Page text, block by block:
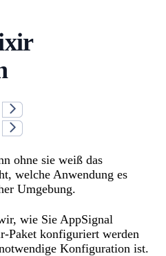
ohne sie weiß das
welche Anwendung es
Umgebung.
wie Sie AppSignal
Paket konfiguriert werden
Konfiguration ist.